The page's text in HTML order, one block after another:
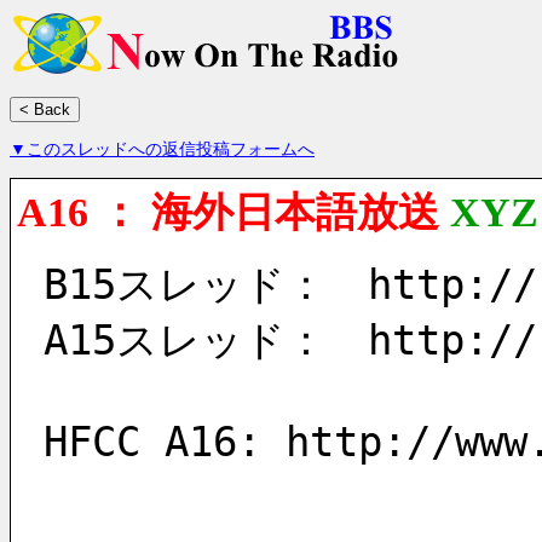
▼このスレッドへの返信投稿フォームへ
A16 ： 海外日本語放送 XYZ
B15スレッド：　
A15スレッド：　
HFCC A16: http://